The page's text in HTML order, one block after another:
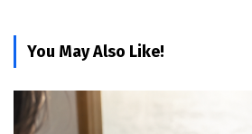
You May Also Like!